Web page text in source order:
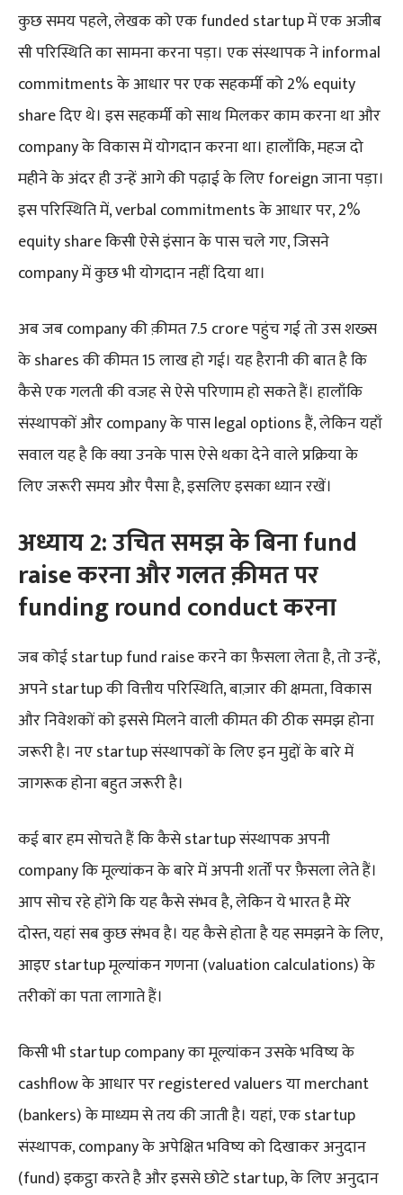
कुछ समय पहले, लेखक को एक funded startup में एक अजीब
सी परिस्थिति का सामना करना पड़ा। एक संस्थापक ने informal
commitments के आधार पर एक सहकर्मी को 2% equity
share दिए थे। इस सहकर्मी को साथ मिलकर काम करना था और
company के विकास में योगदान करना था। हालाँकि, महज दो
महीने के अंदर ही उन्हें आगे की पढ़ाई के लिए foreign जाना पड़ा।
इस परिस्थिति में, verbal commitments के आधार पर, 2%
equity share किसी ऐसे इंसान के पास चले गए, जिसने
company में कुछ भी योगदान नहीं दिया था।
अब जब company की क़ीमत 7.5 crore पहुंच गई तो उस शख्स
के shares की कीमत 15 लाख हो गई। यह हैरानी की बात है कि
कैसे एक गलती की वजह से ऐसे परिणाम हो सकते हैं। हालाँकि
संस्थापकों और company के पास legal options हैं, लेकिन यहाँ
सवाल यह है कि क्या उनके पास ऐसे थका देने वाले प्रक्रिया के
लिए जरूरी समय और पैसा है, इसलिए इसका ध्यान रखें।
अध्याय 2: उचित समझ के बिना fund
raise करना और गलत क़ीमत पर
funding round conduct करना
जब कोई startup fund raise करने का फ़ैसला लेता है, तो उन्हें,
अपने startup की वित्तीय परिस्थिति, बाज़ार की क्षमता, विकास
और निवेशकों को इससे मिलने वाली कीमत की ठीक समझ होना
जरूरी है। नए startup संस्थापकों के लिए इन मुद्दों के बारे में
जागरूक होना बहुत जरूरी है।
कई बार हम सोचते हैं कि कैसे startup संस्थापक अपनी
company कि मूल्यांकन के बारे में अपनी शर्तों पर फ़ैसला लेते हैं।
आप सोच रहे होंगे कि यह कैसे संभव है, लेकिन ये भारत है मेरे
दोस्त, यहां सब कुछ संभव है। यह कैसे होता है यह समझने के लिए,
आइए startup मूल्यांकन गणना (valuation calculations) के
तरीकों का पता लागाते हैं।
किसी भी startup company का मूल्यांकन उसके भविष्य के
cashflow के आधार पर registered valuers या merchant
(bankers) के माध्यम से तय की जाती है। यहां, एक startup
संस्थापक, company के अपेक्षित भविष्य को दिखाकर अनुदान
(fund) इकट्ठा करते है और इससे छोटे startup, के लिए अनुदान